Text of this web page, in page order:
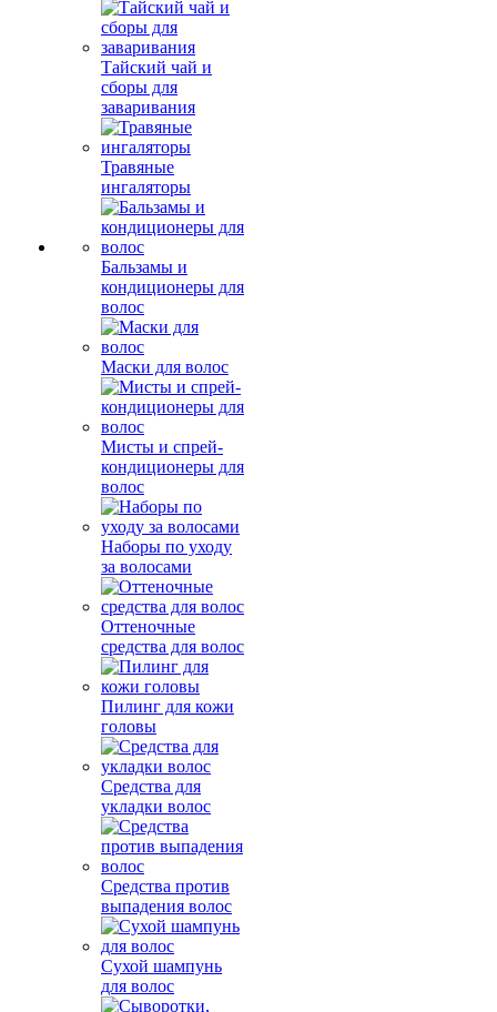
Тайский чай и
сборы для
заваривания
Травяные
ингаляторы
Бальзамы и
кондиционеры для
волос
Маски для волос
Мисты и спрей-
кондиционеры для
волос
Наборы по уходу
за волосами
Оттеночные
средства для волос
Пилинг для кожи
головы
Средства для
укладки волос
Средства против
выпадения волос
Сухой шампунь
для волос